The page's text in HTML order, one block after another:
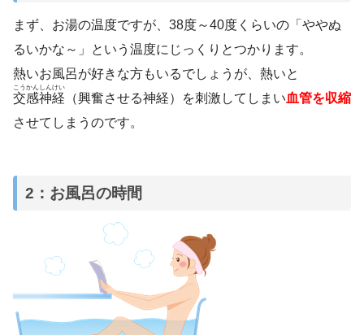
まず、お湯の温度ですが、38度～40度くらいの「ややぬ
るいかな～」という温度にじっくりとつかります。
熱いお風呂が好きな方もいるでしょうが、熱いと
交感神経
こうかんしんけい
（興奮させる神経）を刺激してしまい血管を収縮
させてしまうのです。
2：お風呂の時間